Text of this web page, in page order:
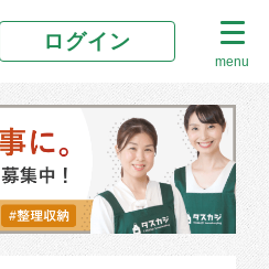
ログイン
menu